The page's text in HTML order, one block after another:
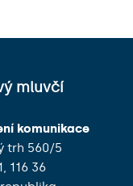
mluvčí
komunikace
trh 560/5
116 36